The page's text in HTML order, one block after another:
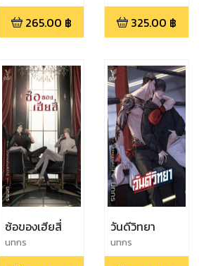
265.00 ฿ 325.00 ฿
ซ้อของเฮียสี่
นทกร
วันดีวิทยา
นทกร